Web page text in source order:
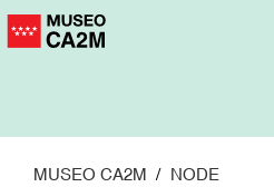
Pasar
MUSEO CA2M
NODE